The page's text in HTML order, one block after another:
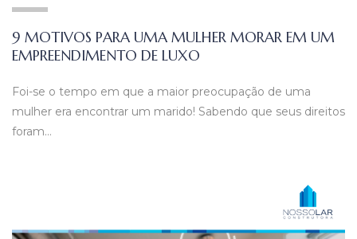
9 MOTIVOS PARA UMA MULHER MORAR EM UM
EMPREENDIMENTO DE LUXO
Foi-se o tempo em que a maior preocupação de uma
mulher era encontrar um marido! Sabendo que seus direitos
foram…